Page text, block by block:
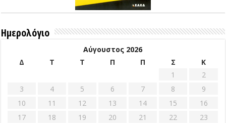
Ημερολόγιο
Αύγουστος 2026
Δ
Τ Τ Π Π Σ
Κ
1
2
3
4 5 6 7 8
9
10
11 12 13 14 15
16
17
18 19 20 21 22
23